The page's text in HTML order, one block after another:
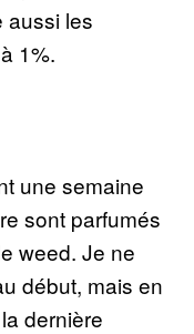
aussi les
1%.
une semaine
sont parfumés
weed. Je ne
début, mais en
dernière